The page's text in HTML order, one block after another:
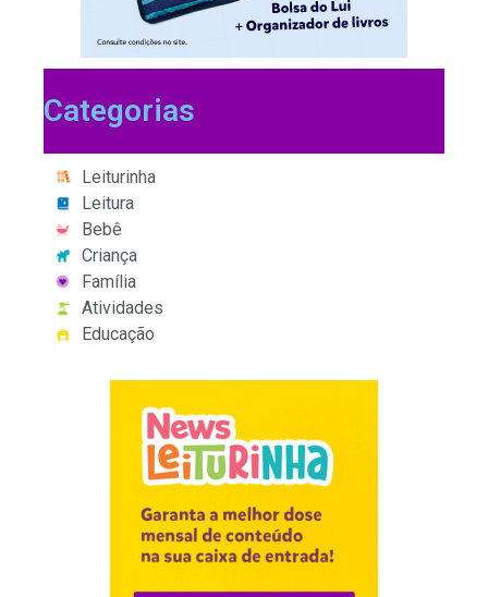
Categorias
Leiturinha
Leitura
Bebê
Criança
Família
Atividades
Educação